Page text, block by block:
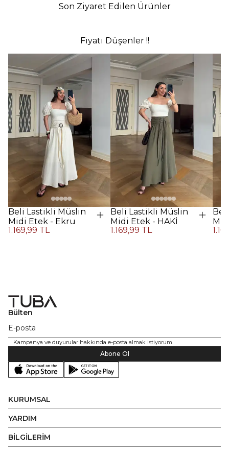
Son Ziyaret Edilen Ürünler
Fiyatı Düşenler !!
Beli Lastikli Müslin
Midi Etek - Ekru
1.169,99 TL
Beli Lastikli Müslin
Midi Etek - HAKİ
1.169,99 TL
Bülten
Kampanya ve duyurular hakkında e-posta almak istiyorum.
Abone Ol
KURUMSAL
YARDIM
BİLGİLERİM